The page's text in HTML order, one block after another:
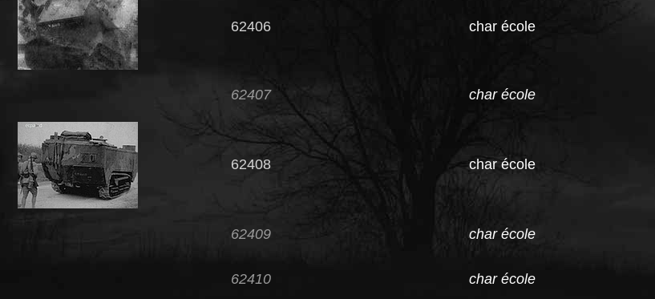
62406 char école
62407 char école
62408 char école
62409 char école
62410 char école